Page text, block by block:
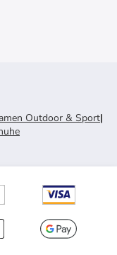
Outdoor & Sport|